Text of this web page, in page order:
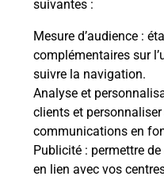
suivantes :
Mesure d’audience :
complémentaires sur
suivre la navigation.
Analyse et
clients et
communications en
Publicité : permettre
en lien avec vos
La Poste
en ligne
Ouvert 24h/24
En savoir plus